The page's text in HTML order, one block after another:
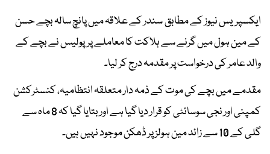
ایکسپریس نیوز کے مطابق سندر کے علاقہ میں پانچ سالہ بچے حسن
کے مین ہول میں گرنے سے ہلاکت کا معاملے پر پولیس نے بچے کے
والد عامر کی درخواست پر مقدمہ درج کر لیا۔
مقدمے میں بچے کی موت کے ذمہ دار متعلقہ انتظامیہ، کنسٹرکشن
کمپنی اور نجی سوسائٹی کو قرار دیا گیا ہے اور بتایا گیا کہ 8 ماہ سے
گلی کے 10 سے زائد مین ہولز پر ڈھکن موجود نہیں ہیں۔